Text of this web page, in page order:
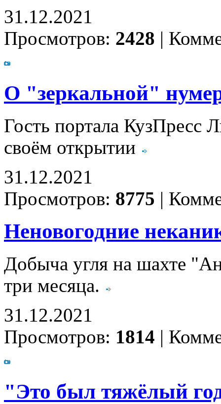
31.12.2021
Просмотров: 2428 |
О "зеркальной"
Гость портала КузПресс
своём открытии
31.12.2021
Просмотров: 8775 |
Неновогодние
Добыча угля на шахте
три месяца.
31.12.2021
Просмотров: 1814 |
"Это был тяжёлый